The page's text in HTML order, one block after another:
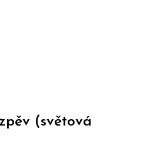
(světová